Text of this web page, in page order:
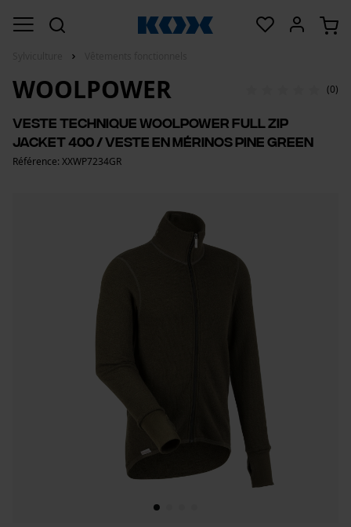
WOOLPOWER (0)
Veste technique Woolpower Full Zip
Jacket 400 / Veste en mérinos pine green
Référence: XXWP7234GR